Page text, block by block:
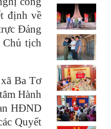
định về
Đảng
tịch
Ba Tơ
Hành
HĐND
Quyết